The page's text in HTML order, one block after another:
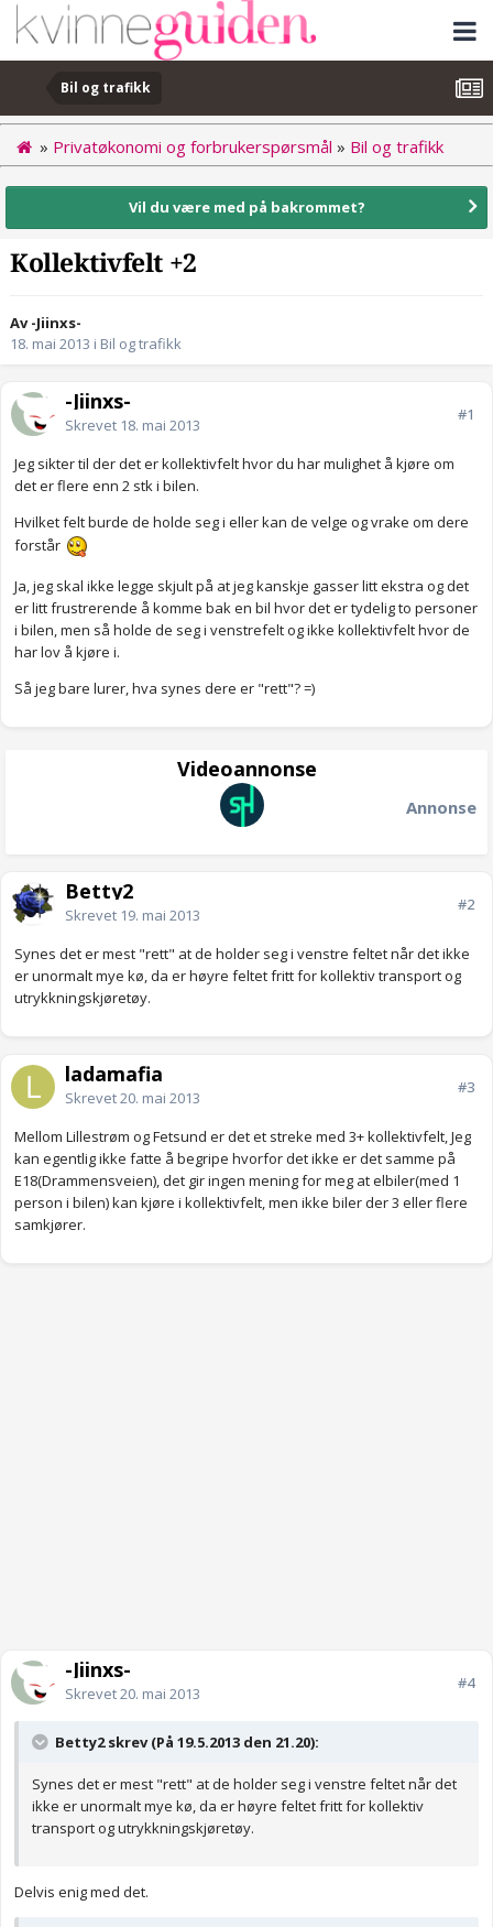
Bil og trafikk
» Privatøkonomi og forbrukerspørsmål » Bil og trafikk
Vil du være med på bakrommet?
Kollektivfelt +2
Av -Jiinxs-
18. mai 2013 i Bil og trafikk
-Jiinxs-
Skrevet 18. mai 2013
#1
Jeg sikter til der det er kollektivfelt hvor du har mulighet å kjøre om
det er flere enn 2 stk i bilen.
Hvilket felt burde de holde seg i eller kan de velge og vrake om dere
forstår
Ja, jeg skal ikke legge skjult på at jeg kanskje gasser litt ekstra og det
er litt frustrerende å komme bak en bil hvor det er tydelig to personer
i bilen, men så holde de seg i venstrefelt og ikke kollektivfelt hvor de
har lov å kjøre i.
Så jeg bare lurer, hva synes dere er "rett"? =)
Videoannonse
Annonse
Betty2
Skrevet 19. mai 2013
#2
Synes det er mest "rett" at de holder seg i venstre feltet når det ikke
er unormalt mye kø, da er høyre feltet fritt for kollektiv transport og
utrykkningskjøretøy.
ladamafia
Skrevet20. mai 2013
#3
Mellom Lillestrøm og Fetsund er det et streke med 3+ kollektivfelt, Jeg
kan egentlig ikke fatte å begripe hvorfor det ikke er det samme på
E18(Drammensveien), det gir ingen mening for meg at elbiler(med 1
person i bilen) kan kjøre i kollektivfelt, men ikke biler der 3 eller flere
samkjører.
-Jiinxs-
Skrevet20. mai 2013
#4
Betty2 skrev (På 19.5.2013 den 21.20):
Synes det er mest "rett" at de holder seg i venstre feltet når det
ikke er unormalt mye kø, da er høyre feltet fritt for kollektiv
transport og utrykkningskjøretøy.
Delvis enig med det.